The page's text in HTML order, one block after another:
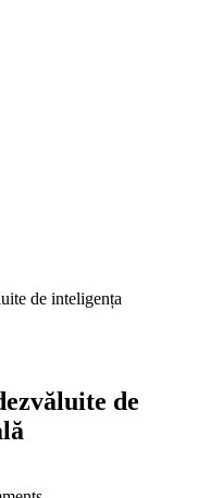
de inteligența
de